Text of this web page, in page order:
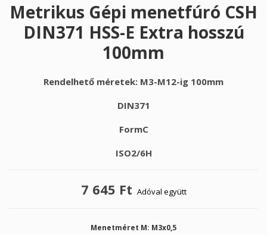
Metrikus Gépi menetfúró CSH
DIN371 HSS-E Extra hosszú
100mm
Rendelhető méretek: M3-M12-ig 100mm
DIN371
FormC
ISO2/6H
7 645 Ft Adóval együtt
Menetméret M: M3x0,5